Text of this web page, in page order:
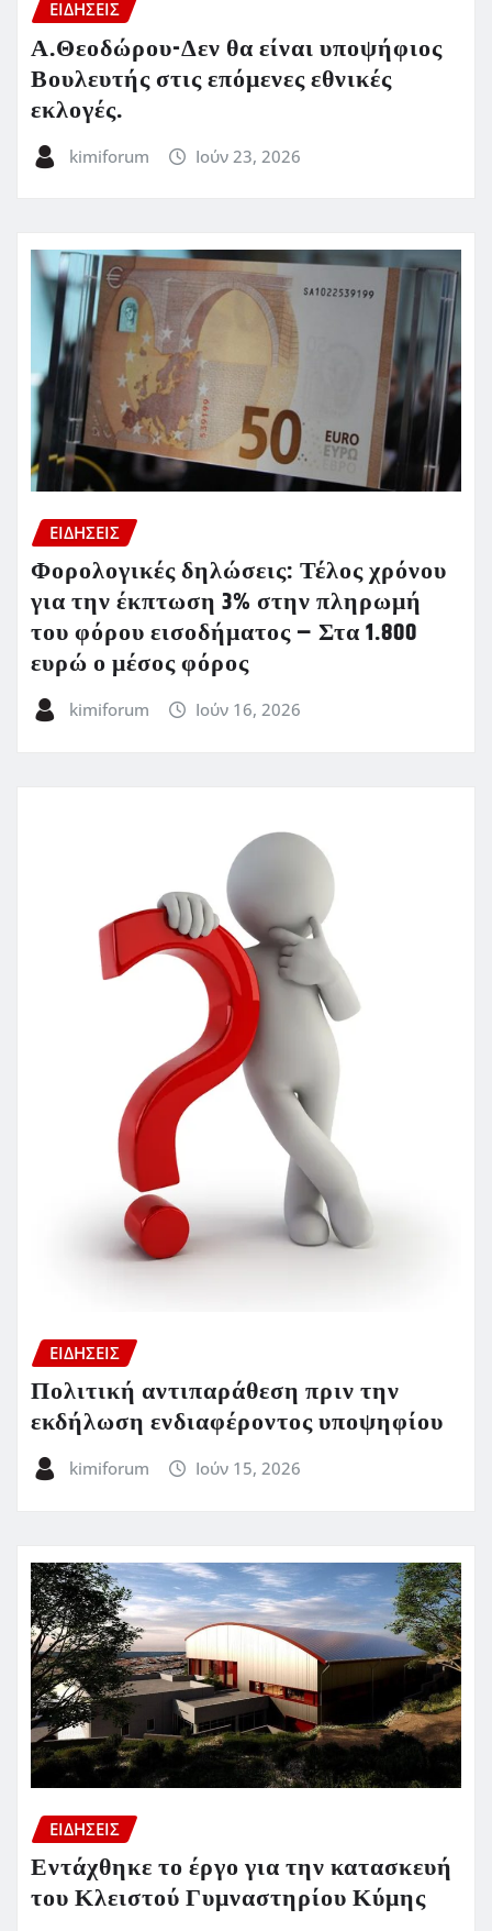
ΕΙΔΗΣΕΙΣ
Α.Θεοδώρου-Δεν θα είναι υποψήφιος
Βουλευτής στις επόμενες εθνικές
εκλογές.
kimiforum Ιούν 23, 2026
ΕΙΔΗΣΕΙΣ
Φορολογικές δηλώσεις: Τέλος χρόνου
για την έκπτωση 3% στην πληρωμή
του φόρου εισοδήματος – Στα 1.800
ευρώ ο μέσος φόρος
kimiforum Ιούν 16, 2026
ΕΙΔΗΣΕΙΣ
Πολιτική αντιπαράθεση πριν την
εκδήλωση ενδιαφέροντος υποψηφίου
kimiforum Ιούν 15, 2026
ΕΙΔΗΣΕΙΣ
Εντάχθηκε το έργο για την κατασκευή
του Κλειστού Γυμναστηρίου Κύμης